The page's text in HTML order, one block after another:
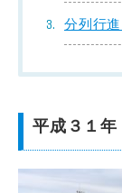
分列行
平成３１